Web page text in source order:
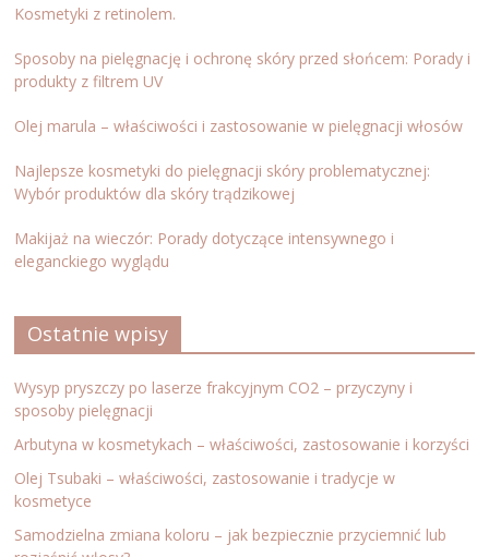
Kosmetyki z retinolem.
Sposoby na pielęgnację i ochronę skóry przed słońcem: Porady i
produkty z filtrem UV
Olej marula – właściwości i zastosowanie w pielęgnacji włosów
Najlepsze kosmetyki do pielęgnacji skóry problematycznej:
Wybór produktów dla skóry trądzikowej
Makijaż na wieczór: Porady dotyczące intensywnego i
eleganckiego wyglądu
Ostatnie wpisy
Wysyp pryszczy po laserze frakcyjnym CO2 – przyczyny i
sposoby pielęgnacji
Arbutyna w kosmetykach – właściwości, zastosowanie i korzyści
Olej Tsubaki – właściwości, zastosowanie i tradycje w
kosmetyce
Samodzielna zmiana koloru – jak bezpiecznie przyciemnić lub